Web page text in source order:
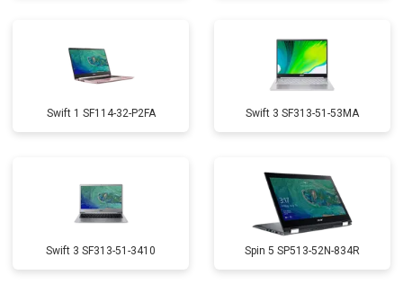
Swift 1 SF114-32-P2FA Swift 3 SF313-51-53MA
Swift 3 SF313-51-3410 Spin 5 SP513-52N-834R